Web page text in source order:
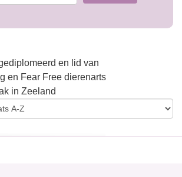
en lid van
en Fear Free dierenarts
in Zeeland